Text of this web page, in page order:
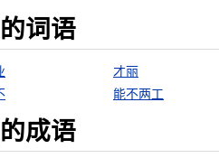
词语
才丽
能不两工
成语